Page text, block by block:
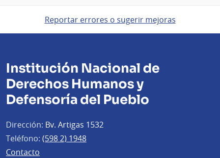
Reportar errores o sugerir mejoras
Institución Nacional de
Derechos Humanos y
Defensoría del Pueblo
Dirección: Bv. Artigas 1532
Teléfono: (598 2) 1948
Contacto